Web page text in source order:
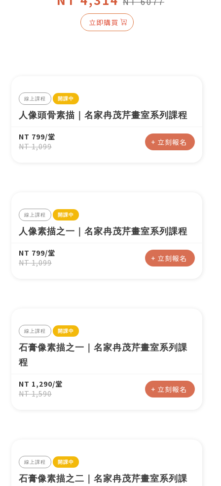
按下註冊即代表你同意我們的
策。
點擊下方「確定」將前一位使用者強制登出。
立即購買
線上課程 開課中
人像頭骨素描｜名家冉茂芹畫室系列課程
NT 799/堂
NT 1,099
+ 立刻報名
線上課程 開課中
人像素描之一｜名家冉茂芹畫室系列課程
NT 799/堂
NT 1,099
+ 立刻報名
線上課程 開課中
石膏像素描之一｜名家冉茂芹畫室系列課
程
NT 1,290/堂
NT 1,590
+ 立刻報名
線上課程 開課中
石膏像素描之二｜名家冉茂芹畫室系列課